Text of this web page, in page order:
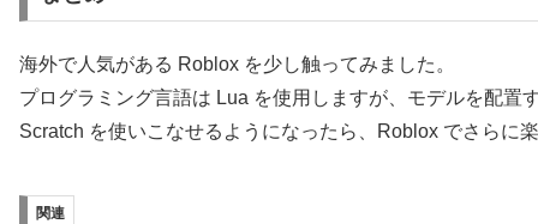
海外で人気がある Roblox を少し触ってみました。
プログラミング言語は Lua を使用しますが、モデルを配置
Scratch を使いこなせるようになったら、Roblox でさらに
関連